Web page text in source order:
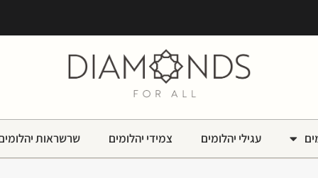
עגילי יהלומים צמידי יהלומים שרשראות